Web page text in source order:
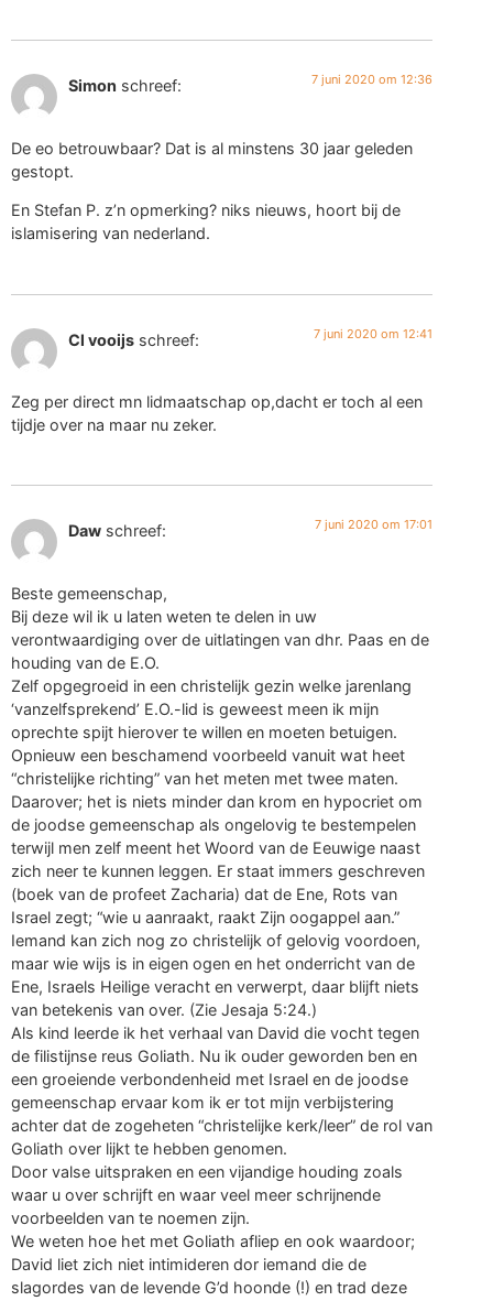
Simon schreef: 7 juni 2020 om 12:36
De eo betrouwbaar? Dat is al minstens 30 jaar geleden
gestopt.
En Stefan P. z’n opmerking? niks nieuws, hoort bij de
islamisering van nederland.
Cl vooijs schreef: 7 juni 2020 om 12:41
Zeg per direct mn lidmaatschap op,dacht er toch al een
tijdje over na maar nu zeker.
Daw schreef: 7 juni 2020 om 17:01
Beste gemeenschap,
Bij deze wil ik u laten weten te delen in uw
verontwaardiging over de uitlatingen van dhr. Paas en de
houding van de E.O.
Zelf opgegroeid in een christelijk gezin welke jarenlang
‘vanzelfsprekend’ E.O.-lid is geweest meen ik mijn
oprechte spijt hierover te willen en moeten betuigen.
Opnieuw een beschamend voorbeeld vanuit wat heet
“christelijke richting” van het meten met twee maten.
Daarover; het is niets minder dan krom en hypocriet om
de joodse gemeenschap als ongelovig te bestempelen
terwijl men zelf meent het Woord van de Eeuwige naast
zich neer te kunnen leggen. Er staat immers geschreven
(boek van de profeet Zacharia) dat de Ene, Rots van
Israel zegt; “wie u aanraakt, raakt Zijn oogappel aan.”
Iemand kan zich nog zo christelijk of gelovig voordoen,
maar wie wijs is in eigen ogen en het onderricht van de
Ene, Israels Heilige veracht en verwerpt, daar blijft niets
van betekenis van over. (Zie Jesaja 5:24.)
Als kind leerde ik het verhaal van David die vocht tegen
de filistijnse reus Goliath. Nu ik ouder geworden ben en
een groeiende verbondenheid met Israel en de joodse
gemeenschap ervaar kom ik er tot mijn verbijstering
achter dat de zogeheten “christelijke kerk/leer” de rol van
Goliath over lijkt te hebben genomen.
Door valse uitspraken en een vijandige houding zoals
waar u over schrijft en waar veel meer schrijnende
voorbeelden van te noemen zijn.
We weten hoe het met Goliath afliep en ook waardoor;
David liet zich niet intimideren dor iemand die de
slagordes van de levende G’d hoonde (!) en trad deze